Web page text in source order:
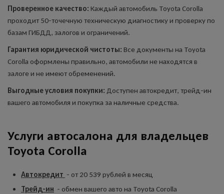
Проверенное качество: Каждый автомобиль Toyota Corolla
проходит 50-точечную техническую диагностику и проверку по
базам ГИБДД, залогов и ограничений.
Гарантия юридической чистоты: Все документы на Toyota
Corolla оформлены правильно, автомобили не находятся в
залоге и не имеют обременений.
Выгодные условия покупки: Доступен автокредит, трейд-ин
вашего автомобиля и покупка за наличные средства.
Услуги автосалона для владельцев
Toyota Corolla
Автокредит - от 20 539 рублей в месяц
Трейд-ин - обмен вашего авто на Toyota Corolla